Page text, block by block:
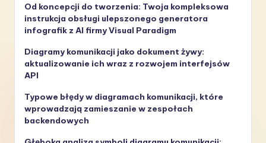
Od koncepcji do tworzenia: Twoja kompleksowa
instrukcja obsługi ulepszonego generatora
infografik z AI firmy Visual Paradigm
Diagramy komunikacji jako dokument żywy:
aktualizowanie ich wraz z rozwojem interfejsów
API
Typowe błędy w diagramach komunikacji, które
wprowadzają zamieszanie w zespołach
backendowych